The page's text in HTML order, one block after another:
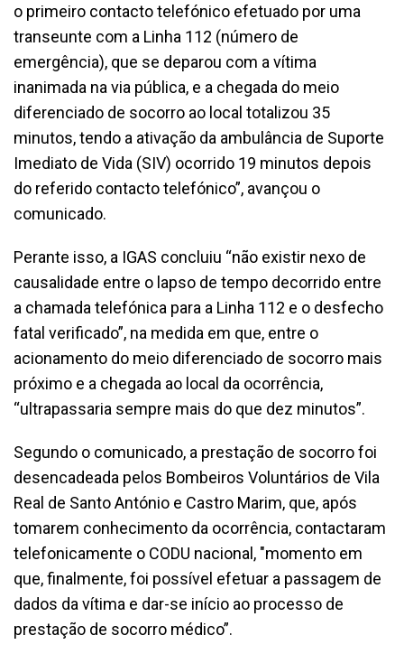
o primeiro contacto telefónico efetuado por uma
transeunte com a Linha 112 (número de
emergência), que se deparou com a vítima
inanimada na via pública, e a chegada do meio
diferenciado de socorro ao local totalizou 35
minutos, tendo a ativação da ambulância de Suporte
Imediato de Vida (SIV) ocorrido 19 minutos depois
do referido contacto telefónico”, avançou o
comunicado.
Perante isso, a IGAS concluiu “não existir nexo de
causalidade entre o lapso de tempo decorrido entre
a chamada telefónica para a Linha 112 e o desfecho
fatal verificado”, na medida em que, entre o
acionamento do meio diferenciado de socorro mais
próximo e a chegada ao local da ocorrência,
“ultrapassaria sempre mais do que dez minutos”.
Segundo o comunicado, a prestação de socorro foi
desencadeada pelos Bombeiros Voluntários de Vila
Real de Santo António e Castro Marim, que, após
tomarem conhecimento da ocorrência, contactaram
telefonicamente o CODU nacional, "momento em
que, finalmente, foi possível efetuar a passagem de
dados da vítima e dar-se início ao processo de
prestação de socorro médico”.